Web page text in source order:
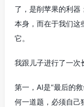
了，是削苹果的利器
本身，而在于我们这
它。
我跟儿子进行了一次
第一，AI是“最后的
何一道题，必须自己